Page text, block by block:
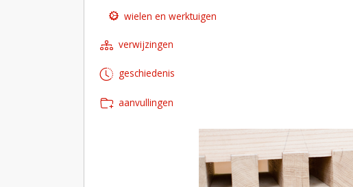
wielen en werktuigen
verwijzingen
geschiedenis
aanvullingen